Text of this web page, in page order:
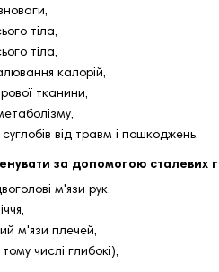
тіла,
тіла,
калорій,
тканини,
суглобів від травм і пошкоджень.
за допомогою сталевих
м'язи рук,
м'язи плечей,
числі глибокі),